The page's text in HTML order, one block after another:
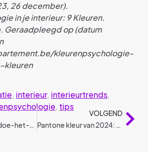
26 december).
in je interieur: 9 Kleuren.
Geraadpleegd op (datum
kleurenpsychologie-
, interieur, interieurtrends,
,tips
5 Eenvoudige doe-het-zelf klusjes voor een mooi resultaat
VOLGEND
Pantone kleur van 2024: Peach Fuzz